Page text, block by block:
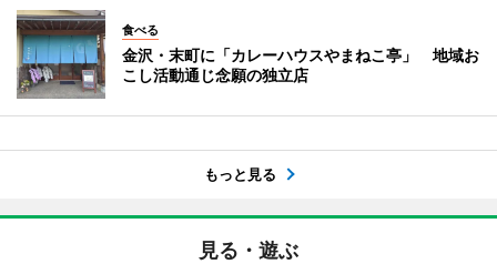
食べる
金沢・末町に「カレーハウスやまねこ亭」 地域お
こし活動通じ念願の独立店
もっと見る
見る・遊ぶ